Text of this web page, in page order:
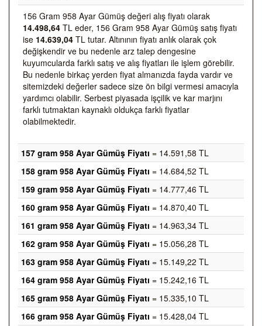
156 Gram 958 Ayar Gümüş değeri alış fiyatı olarak
14.498,64 TL eder, 156 Gram 958 Ayar Gümüş satış fiyatı
ise 14.639,04 TL tutar. Altınının fiyatı anlık olarak çok
değişkendir ve bu nedenle arz talep dengesine
kuyumcularda farklı satış ve alış fiyatları ile işlem görebilir.
Bu nedenle birkaç yerden fiyat almanızda fayda vardır ve
sitemizdeki değerler sadece size ön bilgi vermesi amacıyla
yardımcı olabilir. Serbest piyasada işçilik ve kar marjını
farklı tutmaktan kaynaklı oldukça farklı fiyatlar
olabilmektedir.
157 gram 958 Ayar Gümüş Fiyatı = 14.591,58 TL
158 gram 958 Ayar Gümüş Fiyatı = 14.684,52 TL
159 gram 958 Ayar Gümüş Fiyatı = 14.777,46 TL
160 gram 958 Ayar Gümüş Fiyatı = 14.870,40 TL
161 gram 958 Ayar Gümüş Fiyatı = 14.963,34 TL
162 gram 958 Ayar Gümüş Fiyatı = 15.056,28 TL
163 gram 958 Ayar Gümüş Fiyatı = 15.149,22 TL
164 gram 958 Ayar Gümüş Fiyatı = 15.242,16 TL
165 gram 958 Ayar Gümüş Fiyatı = 15.335,10 TL
166 gram 958 Ayar Gümüş Fiyatı = 15.428,04 TL